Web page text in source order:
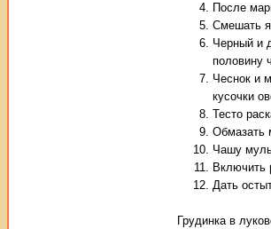
После
Смешать
Черный и
половину
Чеснок и
кусочки
Тесто
Обмазать
Чашу
Включить
Дать
Грудинка в